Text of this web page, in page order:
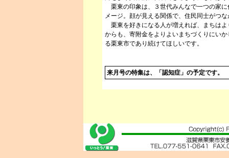
栗東の印象は、３世代みんなで一つの家
メージ。顔が見える関係で、住民同士がつ
栗東を好きになる人が増えれば、まちは
からも、寄附金をよりよいまちづくりにい
る栗東市であり続けてほしいです。
来月号の特集は、「認知症」の予定です。